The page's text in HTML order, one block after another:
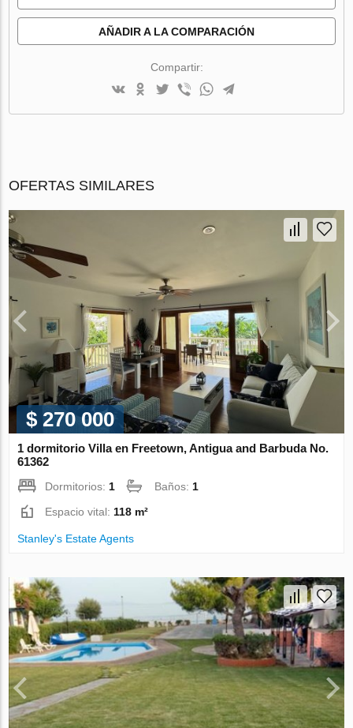
AÑADIR A LA COMPARACIÓN
Compartir:
OFERTAS SIMILARES
$ 270 000
1 dormitorio Villa en Freetown, Antigua and Barbuda No.
61362
Dormitorios:1 Baños:1
Espacio vital:118 m²
Stanley's Estate Agents